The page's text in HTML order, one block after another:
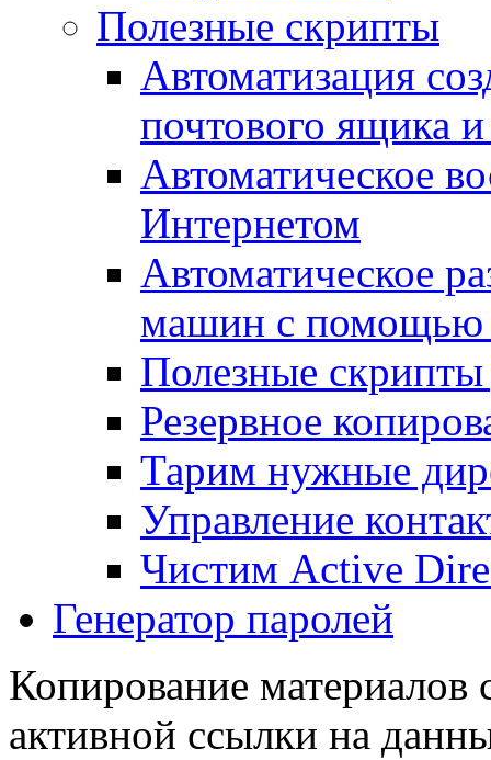
Полезные скрипты
Автоматизация
почтового ящика
Автоматическое
Интернетом
Автоматическое
машин с помощью
Полезные
Резервное
Тарим нужные
Управление
Чистим Active
Генератор паролей
Копирование материалов
активной ссылки на